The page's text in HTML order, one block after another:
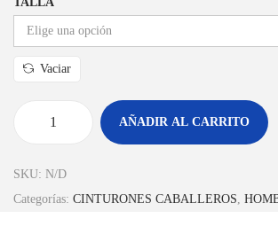
Vaciar
AÑADIR AL CARRITO
SKU: N/D
Categorías: CINTURONES CABALLEROS,